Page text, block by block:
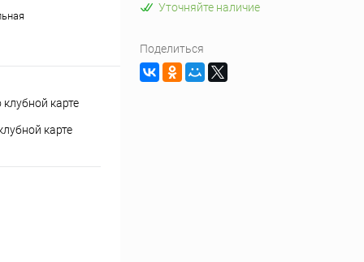
карте
Уточняйте наличие
Поделиться